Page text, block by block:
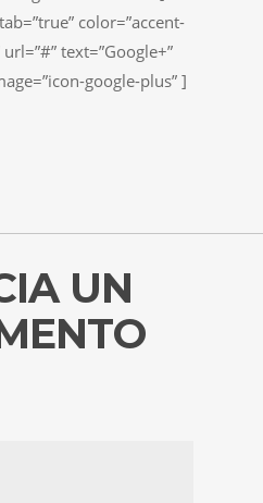
color=”accent-
text=”Google+”
google-plus” ]
UN